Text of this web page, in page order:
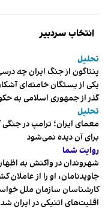
انتخاب سردبیر
تحلیل
پنتاگون از جنگ ایران چه
یکی از بستگان خامنه‌ای
گذر از جمهوری اسلامی به
تحلیل
معمای ایران؛ ترامپ در
برای آن دیده نمی‌شود
روایت شما
شهروندان در واکنش به
جاویدنامان، او را از عاملان
کارشناسان سازمان ملل
اقلیت‌های اتنیکی در ایران